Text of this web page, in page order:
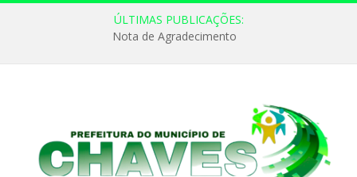
ÚLTIMAS PUBLICAÇÕES:
Nota de Agradecimento